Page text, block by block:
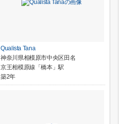
Qualista Tana
神奈川県相模原市中央区田名
京王相模原線「橋本」駅
築2年